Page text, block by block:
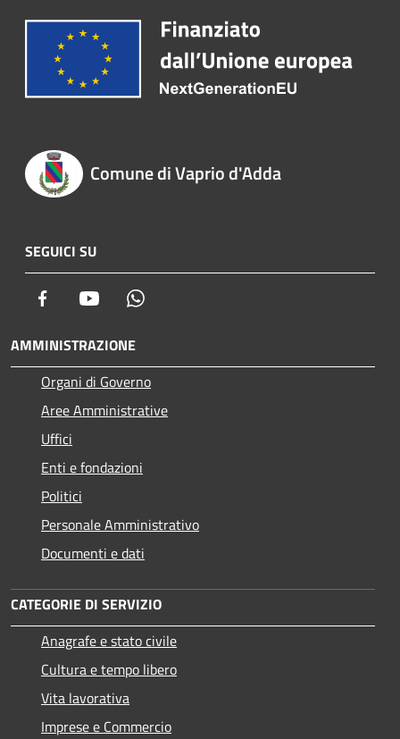
Comune di Vaprio d'Adda
SEGUICI SU
Facebook Youtube
AMMINISTRAZIONE
Organi di Governo
Aree Amministrative
Uffici
Enti e fondazioni
Politici
Personale Amministrativo
Documenti e dati
CATEGORIE DI SERVIZIO
Anagrafe e stato civile
Cultura e tempo libero
Vita lavorativa
Imprese e Commercio